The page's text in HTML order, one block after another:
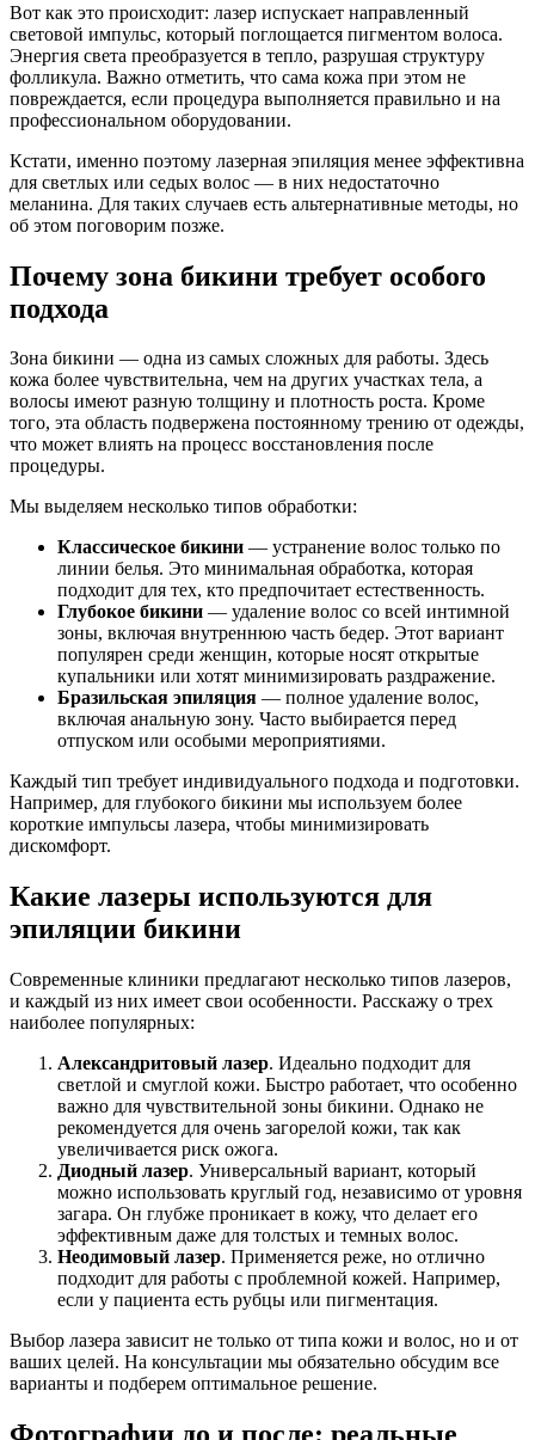
Вот как это происходит: лазер испускает направленный
световой импульс, который поглощается пигментом волоса.
Энергия света преобразуется в тепло, разрушая структуру
фолликула. Важно отметить, что сама кожа при этом не
повреждается, если процедура выполняется правильно и на
профессиональном оборудовании.
Кстати, именно поэтому лазерная эпиляция менее эффективна
для светлых или седых волос — в них недостаточно
меланина. Для таких случаев есть альтернативные методы, но
об этом поговорим позже.
Почему зона бикини требует особого
подхода
Зона бикини — одна из самых сложных для работы. Здесь
кожа более чувствительна, чем на других участках тела, а
волосы имеют разную толщину и плотность роста. Кроме
того, эта область подвержена постоянному трению от одежды,
что может влиять на процесс восстановления после
процедуры.
Мы выделяем несколько типов обработки:
Классическое бикини — устранение волос только по
линии белья. Это минимальная обработка, которая
подходит для тех, кто предпочитает естественность.
Глубокое бикини — удаление волос со всей интимной
зоны, включая внутреннюю часть бедер. Этот вариант
популярен среди женщин, которые носят открытые
купальники или хотят минимизировать раздражение.
Бразильская эпиляция — полное удаление волос,
включая анальную зону. Часто выбирается перед
отпуском или особыми мероприятиями.
Каждый тип требует индивидуального подхода и подготовки.
Например, для глубокого бикини мы используем более
короткие импульсы лазера, чтобы минимизировать
дискомфорт.
Какие лазеры используются для
эпиляции бикини
Современные клиники предлагают несколько типов лазеров,
и каждый из них имеет свои особенности. Расскажу о трех
наиболее популярных:
Александритовый лазер. Идеально подходит для
светлой и смуглой кожи. Быстро работает, что особенно
важно для чувствительной зоны бикини. Однако не
рекомендуется для очень загорелой кожи, так как
увеличивается риск ожога.
Диодный лазер. Универсальный вариант, который
можно использовать круглый год, независимо от уровня
загара. Он глубже проникает в кожу, что делает его
эффективным даже для толстых и темных волос.
Неодимовый лазер. Применяется реже, но отлично
подходит для работы с проблемной кожей. Например,
если у пациента есть рубцы или пигментация.
Выбор лазера зависит не только от типа кожи и волос, но и от
ваших целей. На консультации мы обязательно обсудим все
варианты и подберем оптимальное решение.